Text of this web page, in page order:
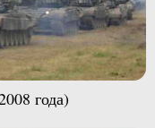
года)